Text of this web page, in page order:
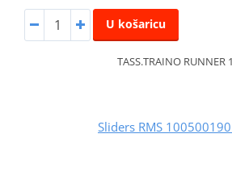
U košaricu
TASS.TRAINO RUNNER
Sliders RMS